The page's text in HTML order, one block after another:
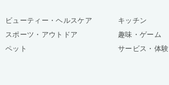
ビューティー・ヘルスケア キッチン
スポーツ・アウトドア 趣味・ゲーム
ペット サービス・体験